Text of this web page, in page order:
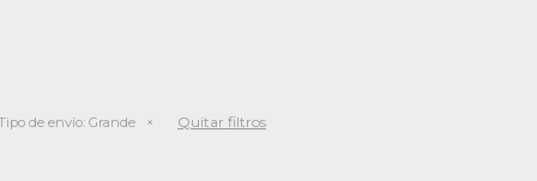
de envío: Grande Quitar filtros